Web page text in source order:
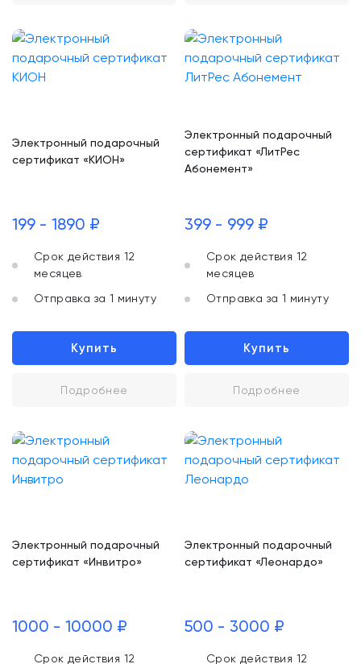
Электронный подарочный
сертификат «КИОН»
199 - 1890 ₽
Срок действия 12
месяцев
Отправка за 1 минуту
Купить
Подробнее
Электронный подарочный
сертификат «ЛитРес
Абонемент»
399 - 999 ₽
Срок действия 12
месяцев
Отправка за 1 минуту
Купить
Подробнее
Электронный подарочный
сертификат «Инвитро»
1000 - 10000 ₽
Срок действия 12
Электронный подарочный
сертификат «Леонардо»
500 - 3000 ₽
Срок действия 12